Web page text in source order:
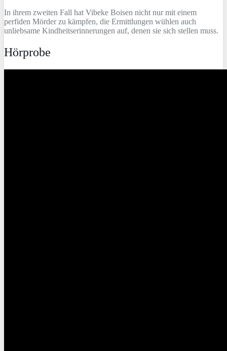
In ihrem zweiten Fall hat Vibeke Boisen nicht nur mit einem
perfiden Mörder zu kämpfen, die Ermittlungen wühlen auch
unliebsame Kindheitserinnerungen auf, denen sie sich stellen muss.
Hörprobe